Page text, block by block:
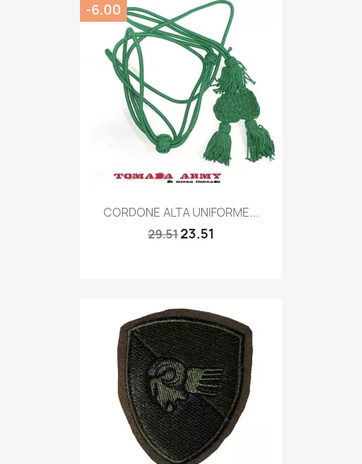
Quick view
CORDONE ALTA UNIFORME...
29.5123.51
-6.00